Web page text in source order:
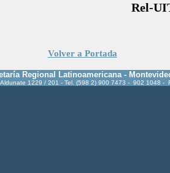
Rel-
Volver a Portada
Regional Latinoamericana -
Aldunate 1229 / 201 - Tel. (598 2) 900 7473 - 902 1048 -